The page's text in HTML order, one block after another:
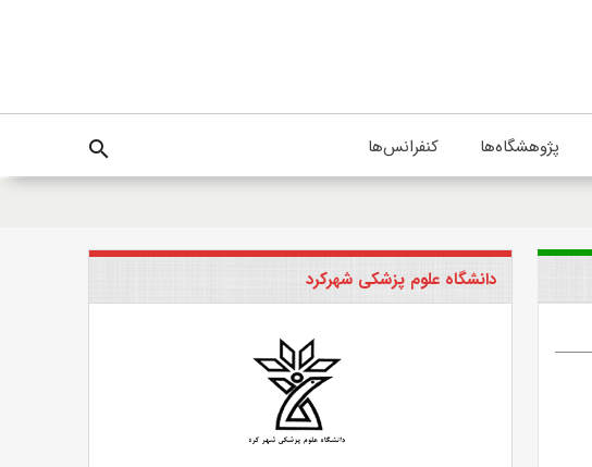
پژوهشگاه‌ها کنفرانس‌ها search
دانشگاه علوم پزشکی شهرکرد